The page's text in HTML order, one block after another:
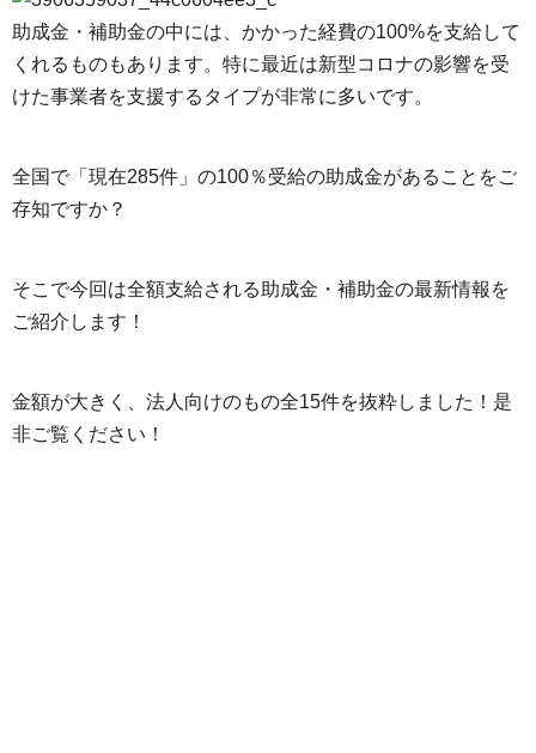
助成金・補助金の中には、かかった経費の100%を支給して
くれるものもあります。特に最近は新型コロナの影響を受
けた事業者を支援するタイプが非常に多いです。
全国で「現在285件」の100％受給の助成金があることをご
存知ですか？
そこで今回は全額支給される助成金・補助金の最新情報を
ご紹介します！
金額が大きく、法人向けのもの全15件を抜粋しました！是
非ご覧ください！